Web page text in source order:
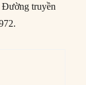
Đường truyền